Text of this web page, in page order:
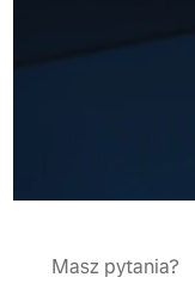
Masz pytania?